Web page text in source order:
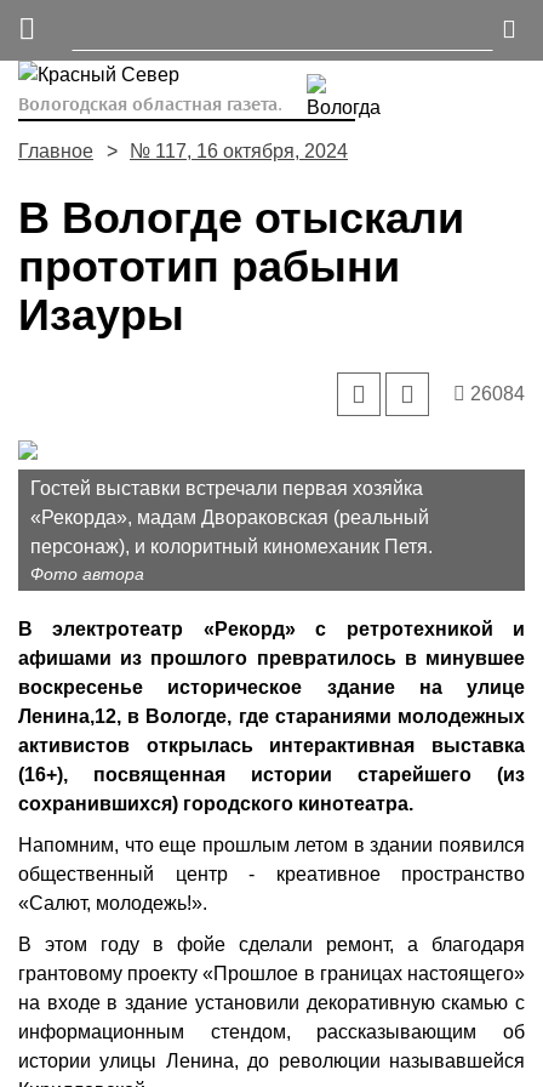
Вологодская областная газета.
Главное № 117, 16 октября, 2024
В Вологде отыскали
прототип рабыни
Изауры
26084
Гостей выставки встречали первая хозяйка
«Рекорда», мадам Двораковская (реальный
персонаж), и колоритный киномеханик Петя.
Фото автора
В электротеатр «Рекорд» с ретротехникой и
афишами из прошлого превратилось в минувшее
воскресенье историческое здание на улице
Ленина,12, в Вологде, где стараниями молодежных
активистов открылась интерактивная выставка
(16+), посвященная истории старейшего (из
сохранившихся) городского кинотеатра.
Напомним, что еще прошлым летом в здании появился
общественный центр - креативное пространство
«Салют, молодежь!».
В этом году в фойе сделали ремонт, а благодаря
грантовому проекту «Прошлое в границах настоящего»
на входе в здание установили декоративную скамью с
информационным стендом, рассказывающим об
истории улицы Ленина, до революции называвшейся